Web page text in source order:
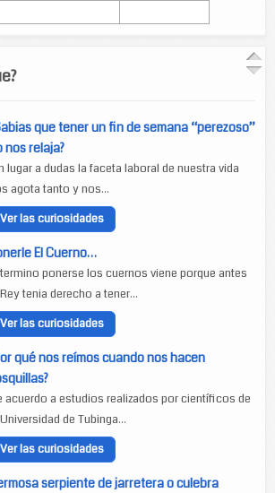
que tener un fin de semana “perezoso”
nos relaja?
lugar a dudas la faceta laboral de nuestra vida
agota tanto y nos...
Ver las curiosidades
El Cuerno…
ponerse los cuernos viene porque antes
tenia derecho a tener...
Ver las curiosidades
qué nos reímos cuando nos hacen
acuerdo a estudios realizados por científicos de
de Tubinga...
Ver las curiosidades
serpiente de jarretera o culebra